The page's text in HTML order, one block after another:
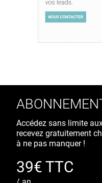
Accédez sans limite
recevez gratuitement
à ne pas manquer !
39€ TTC